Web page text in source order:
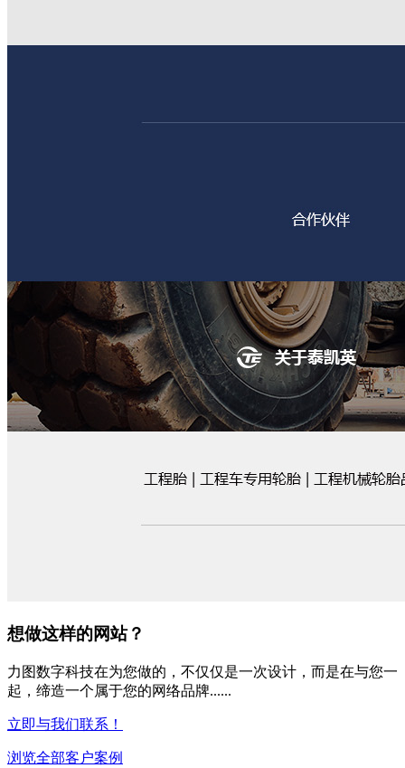
想做这样的网站？
力图数字科技在为您做的，不仅仅是一次设计，而是在与您一
起，缔造一个属于您的网络品牌......
立即与我们联系！
浏览全部客户案例